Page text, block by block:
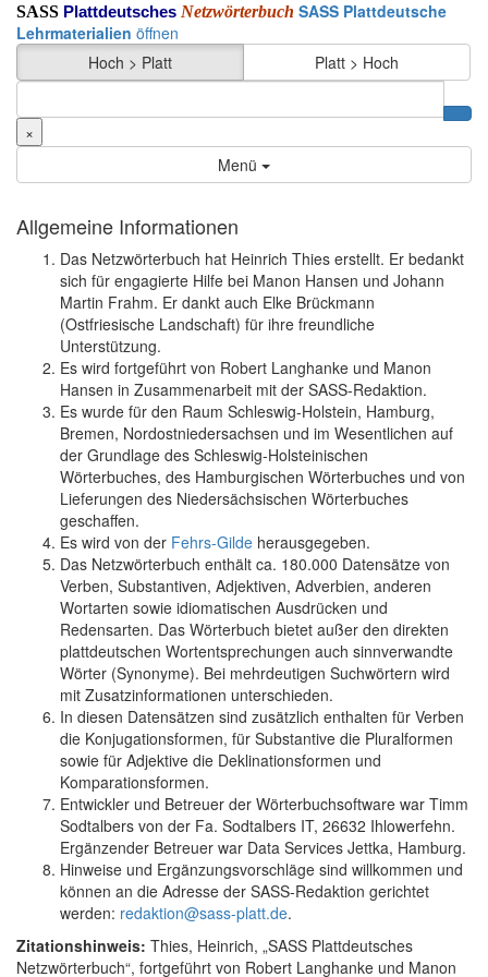
SASS Plattdeutsches Netzwörterbuch SASS Plattdeutsche
Lehrmaterialien öffnen
Hoch > Platt
Platt > Hoch
×
Menü
Allgemeine Informationen
Das Netzwörterbuch hat Heinrich Thies erstellt. Er bedankt
sich für engagierte Hilfe bei Manon Hansen und Johann
Martin Frahm. Er dankt auch Elke Brückmann
(Ostfriesische Landschaft) für ihre freundliche
Unterstützung.
Es wird fortgeführt von Robert Langhanke und Manon
Hansen in Zusammenarbeit mit der SASS-Redaktion.
Es wurde für den Raum Schleswig-Holstein, Hamburg,
Bremen, Nordostniedersachsen und im Wesentlichen auf
der Grundlage des Schleswig-Holsteinischen
Wörterbuches, des Hamburgischen Wörterbuches und von
Lieferungen des Niedersächsischen Wörterbuches
geschaffen.
Es wird von der Fehrs-Gilde herausgegeben.
Das Netzwörterbuch enthält ca. 180.000 Datensätze von
Verben, Substantiven, Adjektiven, Adverbien, anderen
Wortarten sowie idiomatischen Ausdrücken und
Redensarten. Das Wörterbuch bietet außer den direkten
plattdeutschen Wortentsprechungen auch sinnverwandte
Wörter (Synonyme). Bei mehrdeutigen Suchwörtern wird
mit Zusatzinformationen unterschieden.
In diesen Datensätzen sind zusätzlich enthalten für Verben
die Konjugationsformen, für Substantive die Pluralformen
sowie für Adjektive die Deklinationsformen und
Komparationsformen.
Entwickler und Betreuer der Wörterbuchsoftware war Timm
Sodtalbers von der Fa. Sodtalbers IT, 26632 Ihlowerfehn.
Ergänzender Betreuer war Data Services Jettka, Hamburg.
Hinweise und Ergänzungsvorschläge sind willkommen und
können an die Adresse der SASS-Redaktion gerichtet
werden: redaktion@sass-platt.de.
Zitationshinweis: Thies, Heinrich, „SASS Plattdeutsches
Netzwörterbuch“, fortgeführt von Robert Langhanke und Manon